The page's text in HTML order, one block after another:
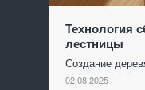
Технология
лестницы
Создание
02.08.2025